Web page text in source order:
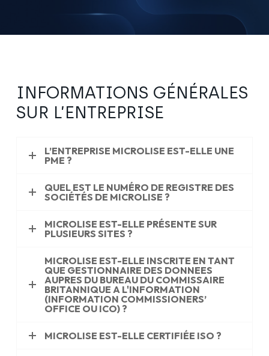
INFORMATIONS GÉNÉRALES
SUR L’ENTREPRISE
L’ENTREPRISE MICROLISE EST-ELLE UNE
PME ?
QUEL EST LE NUMÉRO DE REGISTRE DES
SOCIÉTÉS DE MICROLISE ?
MICROLISE EST-ELLE PRÉSENTE SUR
PLUSIEURS SITES ?
MICROLISE EST-ELLE INSCRITE EN TANT
QUE GESTIONNAIRE DES DONNEES
AUPRES DU BUREAU DU COMMISSAIRE
BRITANNIQUE A L'INFORMATION
(INFORMATION COMMISSIONERS’
OFFICE OU ICO) ?
MICROLISE EST-ELLE CERTIFIÉE ISO ?